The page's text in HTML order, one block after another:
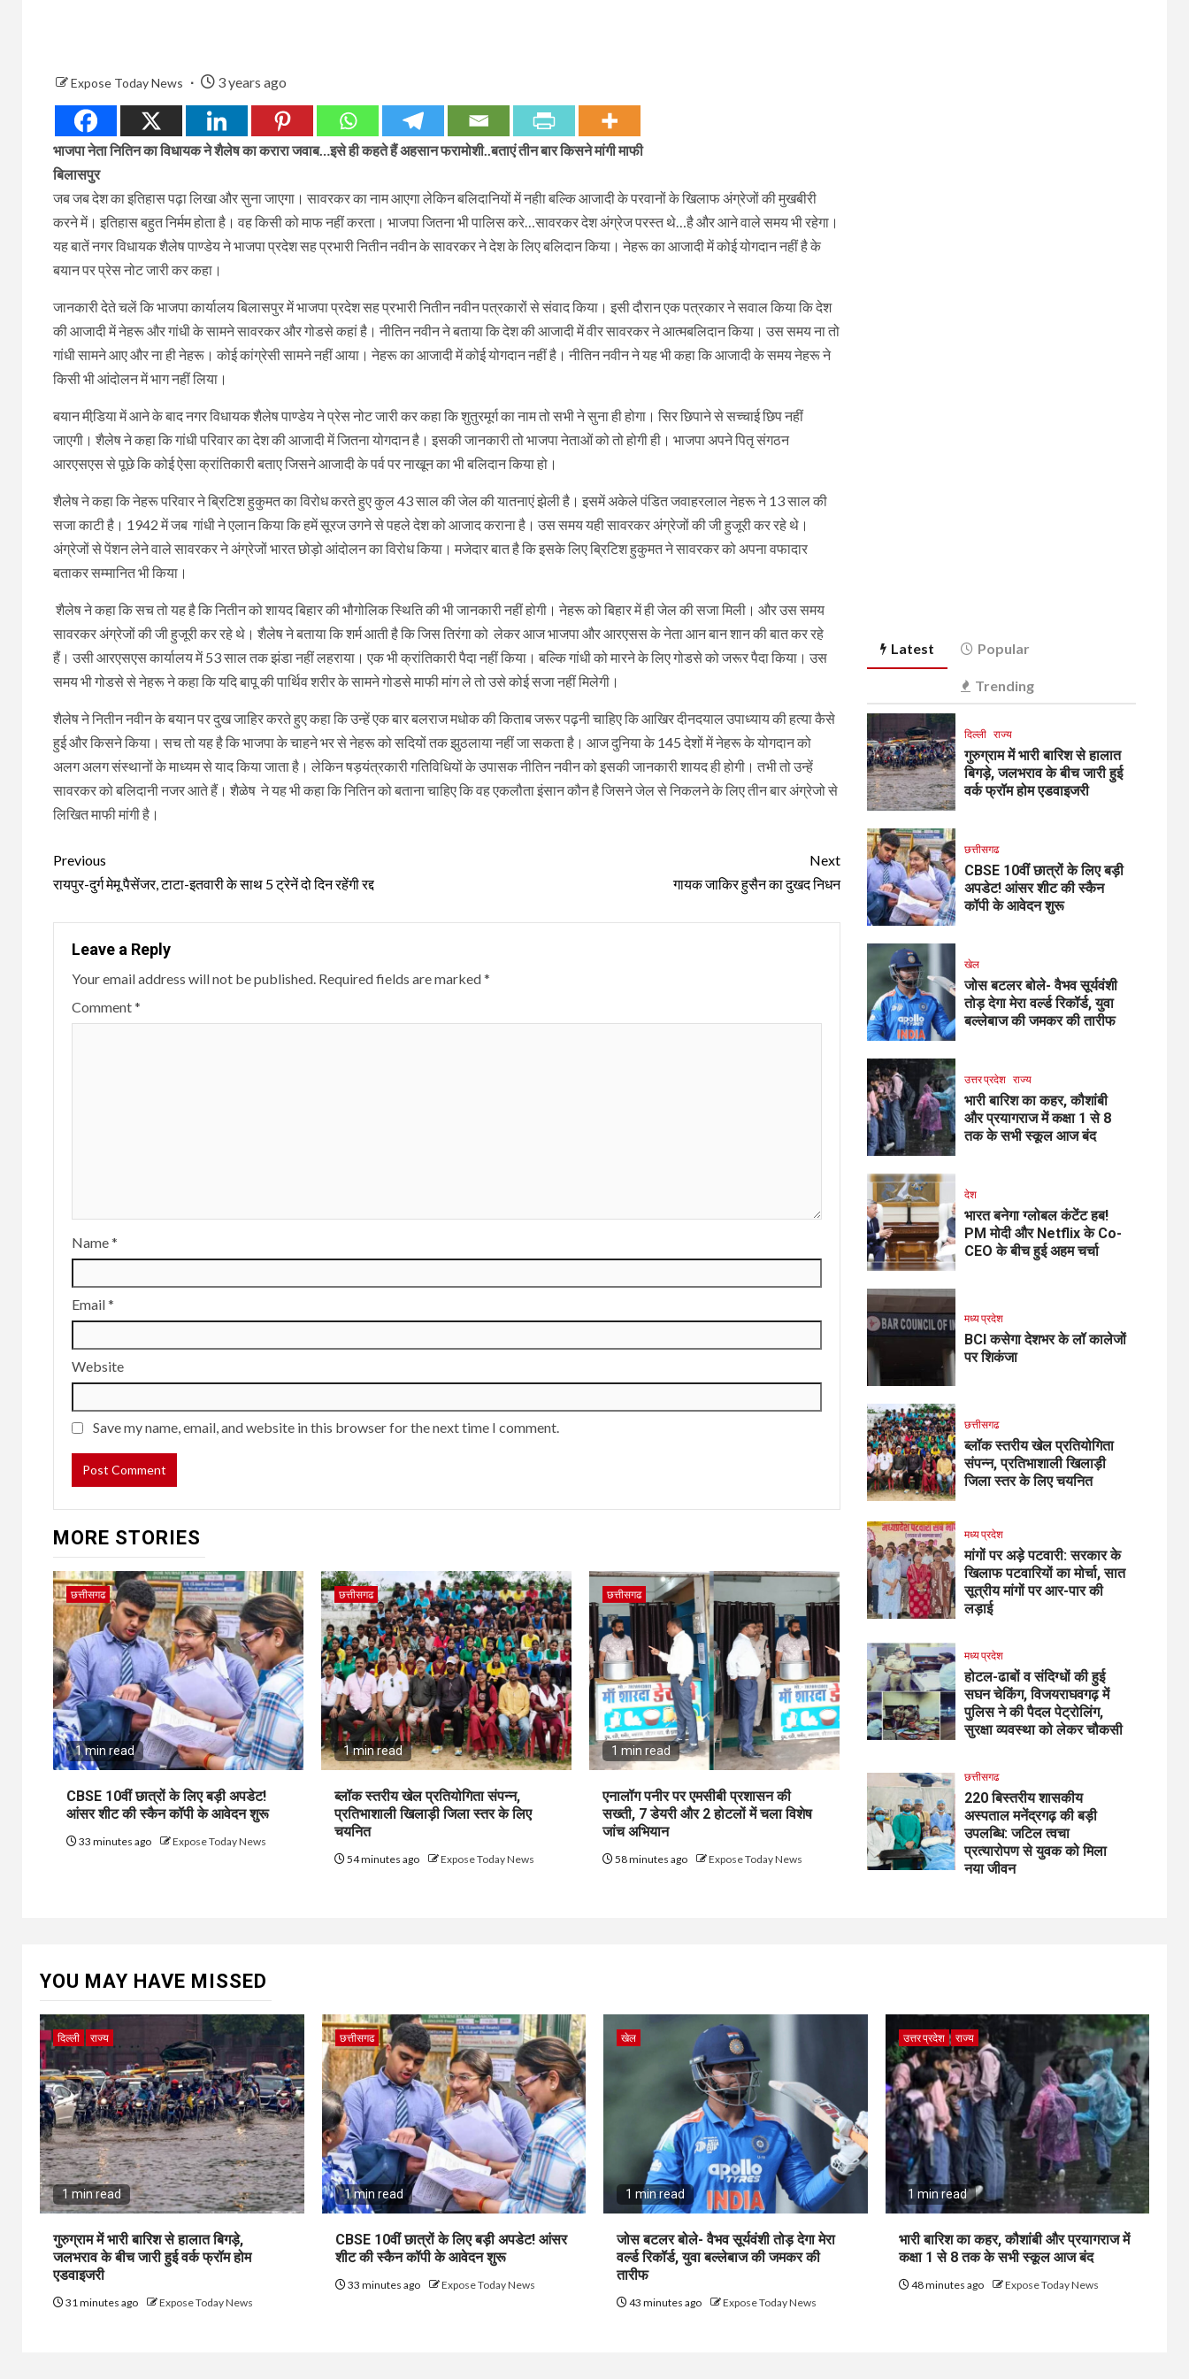
Expose Today News 3 years ago
भाजपा नेता नितिन का विधायक ने शैलेष का करारा जवाब…इसे ही कहते हैं अहसान फरामोशी..बताएं तीन बार किसने मांगी माफी
बिलासपुर
जब जब देश का इतिहास पढ़ा लिखा और सुना जाएगा। सावरकर का नाम आएगा लेकिन बलिदानियों में नहीा बल्कि आजादी के परवानों के खिलाफ अंग्रेजों की मुखबीरी
करने में। इतिहास बहुत निर्मम होता है। वह किसी को माफ नहीं करता। भाजपा जितना भी पालिस करे…सावरकर देश अंग्रेज परस्त थे…है और आने वाले समय भी रहेगा।
यह बातें नगर विधायक शैलेष पाण्डेय ने भाजपा प्रदेश सह प्रभारी नितीन नवीन के सावरकर ने देश के लिए बलिदान किया। नेहरू का आजादी में कोई योगदान नहीं है के
बयान पर प्रेस नोट जारी कर कहा।
जानकारी देते चलें कि भाजपा कार्यालय बिलासपुर में भाजपा प्रदेश सह प्रभारी नितीन नवीन पत्रकारों से संवाद किया। इसी दौरान एक पत्रकार ने सवाल किया कि देश
की आजादी में नेहरू और गांधी के सामने सावरकर और गोडसे कहां है। नीतिन नवीन ने बताया कि देश की आजादी में वीर सावरकर ने आत्मबलिदान किया। उस समय ना तो
गांधी सामने आए और ना ही नेहरू। कोई कांग्रेसी सामने नहीं आया। नेहरू का आजादी में कोई योगदान नहीं है। नीतिन नवीन ने यह भी कहा कि आजादी के समय नेहरू ने
किसी भी आंदोलन में भाग नहीं लिया।
बयान मीडि़या में आने के बाद नगर विधायक शैलेष पाण्डेय ने प्रेस नोट जारी कर कहा कि शुतुरमूर्ग का नाम तो सभी ने सुना ही होगा। सिर छिपाने से सच्चाई छिप नहीं
जाएगी। शैलेष ने कहा कि गांधी परिवार का देश की आजादी में जितना योगदान है। इसकी जानकारी तो भाजपा नेताओं को तो होगी ही। भाजपा अपने पितृ संगठन
आरएसएस से पूछे कि कोई ऐसा क्रांतिकारी बताए जिसने आजादी के पर्व पर नाखून का भी बलिदान किया हो।
शैलेष ने कहा कि नेहरू परिवार ने ब्रिटिश हुकुमत का विरोध करते हुए कुल 43 साल की जेल की यातनाएं झेली है। इसमें अकेले पंडित जवाहरलाल नेहरू ने 13 साल की
सजा काटी है। 1942 में जब गांधी ने एलान किया कि हमें सूरज उगने से पहले देश को आजाद कराना है। उस समय यही सावरकर अंग्रेजों की जी हुजूरी कर रहे थे।
अंग्रेजों से पेंशन लेने वाले सावरकर ने अंग्रेजों भारत छोड़ो आंदोलन का विरोध किया। मजेदार बात है कि इसके लिए ब्रिटिश हुकुमत ने सावरकर को अपना वफादार
बताकर सम्मानित भी किया।
शैलेष ने कहा कि सच तो यह है कि नितीन को शायद बिहार की भौगोलिक स्थिति की भी जानकारी नहीं होगी। नेहरू को बिहार में ही जेल की सजा मिली। और उस समय
सावरकर अंग्रेजों की जी हुजूरी कर रहे थे। शैलेष ने बताया कि शर्म आती है कि जिस तिरंगा को लेकर आज भाजपा और आरएसस के नेता आन बान शान की बात कर रहे
हैं। उसी आरएसएस कार्यालय में 53 साल तक झंडा नहीं लहराया। एक भी क्रांतिकारी पैदा नहीं किया। बल्कि गांधी को मारने के लिए गोडसे को जरूर पैदा किया। उस
समय भी गोडसे से नेहरू ने कहा कि यदि बापू की पार्थिव शरीर के सामने गोडसे माफी मांग ले तो उसे कोई सजा नहीं मिलेगी।
शैलेष ने नितीन नवीन के बयान पर दुख जाहिर करते हुए कहा कि उन्हें एक बार बलराज मधोक की किताब जरूर पढ़नी चाहिए कि आखिर दीनदयाल उपाध्याय की हत्या कैसे
हुई और किसने किया। सच तो यह है कि भाजपा के चाहने भर से नेहरू को सदियों तक झुठलाया नहीं जा सकता है। आज दुनिया के 145 देशों में नेहरू के योगदान को
अलग अलग संस्थानों के माध्यम से याद किया जाता है। लेकिन षड़यंत्रकारी गतिविधियों के उपासक नीतिन नवीन को इसकी जानकारी शायद ही होगी। तभी तो उन्हें
सावरकर को बलिदानी नजर आते हैं। शैळेष ने यह भी कहा कि नितिन को बताना चाहिए कि वह एकलौता इंसान कौन है जिसने जेल से निकलने के लिए तीन बार अंग्रेजो से
लिखित माफी मांगी है।
Continue
Reading
Previous
रायपुर-दुर्ग मेमू पैसेंजर, टाटा-इतवारी के साथ 5 ट्रेनें दो दिन रहेंगी रद्द
Next
गायक जाकिर हुसैन का दुखद निधन
Leave a Reply
Your email address will not be published. Required fields are marked*
Comment*
Name*
Email*
Website
Save my name, email, and website in this browser for the next time I comment.
MORE STORIES
छत्तीसगढ
1 min read
CBSE 10वीं छात्रों के लिए बड़ी अपडेट!
आंसर शीट की स्कैन कॉपी के आवेदन शुरू
33 minutes ago Expose Today News
छत्तीसगढ
1 min read
ब्लॉक स्तरीय खेल प्रतियोगिता संपन्न,
प्रतिभाशाली खिलाड़ी जिला स्तर के लिए
चयनित
54 minutes ago Expose Today News
छत्तीसगढ
1 min read
एनालॉग पनीर पर एमसीबी प्रशासन की
सख्ती, 7 डेयरी और 2 होटलों में चला विशेष
जांच अभियान
58 minutes ago Expose Today News
Latest Popular
Trending
दिल्ली राज्य
गुरुग्राम में भारी बारिश से हालात
बिगड़े, जलभराव के बीच जारी हुई
वर्क फ्रॉम होम एडवाइजरी
छत्तीसगढ
CBSE 10वीं छात्रों के लिए बड़ी
अपडेट! आंसर शीट की स्कैन
कॉपी के आवेदन शुरू
खेल
जोस बटलर बोले- वैभव सूर्यवंशी
तोड़ देगा मेरा वर्ल्ड रिकॉर्ड, युवा
बल्लेबाज की जमकर की तारीफ
उत्तर प्रदेश राज्य
भारी बारिश का कहर, कौशांबी
और प्रयागराज में कक्षा 1 से 8
तक के सभी स्कूल आज बंद
देश
भारत बनेगा ग्लोबल कंटेंट हब!
PM मोदी और Netflix के Co-
CEO के बीच हुई अहम चर्चा
मध्य प्रदेश
BCI कसेगा देशभर के लॉ कालेजों
पर शिकंजा
छत्तीसगढ
ब्लॉक स्तरीय खेल प्रतियोगिता
संपन्न, प्रतिभाशाली खिलाड़ी
जिला स्तर के लिए चयनित
मध्य प्रदेश
मांगों पर अड़े पटवारी: सरकार के
खिलाफ पटवारियों का मोर्चा, सात
सूत्रीय मांगों पर आर-पार की
लड़ाई
मध्य प्रदेश
होटल-ढाबों व संदिग्धों की हुई
सघन चेकिंग, विजयराघवगढ़ में
पुलिस ने की पैदल पेट्रोलिंग,
सुरक्षा व्यवस्था को लेकर चौकसी
छत्तीसगढ
220 बिस्तरीय शासकीय
अस्पताल मनेंद्रगढ़ की बड़ी
उपलब्धि: जटिल त्वचा
प्रत्यारोपण से युवक को मिला
नया जीवन
YOU MAY HAVE MISSED
दिल्ली राज्य
1 min read
गुरुग्राम में भारी बारिश से हालात बिगड़े,
जलभराव के बीच जारी हुई वर्क फ्रॉम होम
एडवाइजरी
31 minutes ago Expose Today News
छत्तीसगढ
1 min read
CBSE 10वीं छात्रों के लिए बड़ी अपडेट! आंसर
शीट की स्कैन कॉपी के आवेदन शुरू
33 minutes ago Expose Today News
खेल
1 min read
जोस बटलर बोले- वैभव सूर्यवंशी तोड़ देगा मेरा
वर्ल्ड रिकॉर्ड, युवा बल्लेबाज की जमकर की
तारीफ
43 minutes ago Expose Today News
उत्तर प्रदेश राज्य
1 min read
भारी बारिश का कहर, कौशांबी और प्रयागराज में
कक्षा 1 से 8 तक के सभी स्कूल आज बंद
48 minutes ago Expose Today News